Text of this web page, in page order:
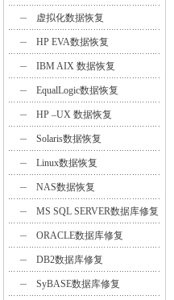
虚拟化数据恢复
HP EVA数据恢复
IBM AIX 数据恢复
EqualLogic数据恢复
HP –UX 数据恢复
Solaris数据恢复
Linux数据恢复
NAS数据恢复
MS SQL SERVER数据库修复
ORACLE数据库修复
DB2数据库修复
SyBASE数据库修复